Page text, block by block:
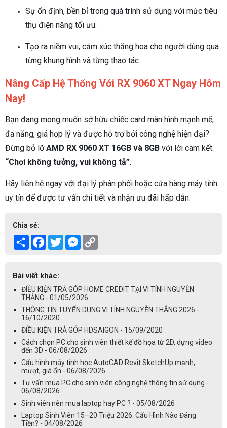
Sự ổn định, bền bỉ trong quá trình sử dụng với mức tiêu
thụ điện năng tối ưu.
Tạo ra niềm vui, cảm xúc thăng hoa cho người dùng qua
từng khung hình và từng thao tác.
Nâng Cấp Hệ Thống Với RX 9060 XT Ngay Hôm
Nay!
Bạn đang mong muốn sở hữu chiếc card màn hình mạnh mẽ,
đa năng, giá hợp lý và được hỗ trợ bởi công nghệ hiện đại?
Đừng bỏ lỡAMD RX 9060 XT 16GB và 8GB với lời cam kết:
“Chơi không tưởng, vui không tả”.
Hãy liên hệ ngay với đại lý phân phối hoặc cửa hàng máy tính
uy tín để được tư vấn chi tiết và nhận ưu đãi hấp dẫn.
Chia sẻ:
Share Facebook
TwitterMessenger
Bài viết khác:
ĐIỀU KIỆN TRẢ GÓP HOME CREDIT TẠI VI TÍNH NGUYỄN
THẮNG - 01/05/2026
THÔNG TIN TUYỂN DỤNG VI TÍNH NGUYỄN THẮNG 2026 -
16/10/2020
ĐIỀU KIỆN TRẢ GÓP HDSAIGON - 15/09/2020
Cách chọn PC cho sinh viên thiết kế đồ họa từ 2D, dựng video
đến 3D - 06/08/2026
Cấu hình máy tính học AutoCAD Revit SketchUp mạnh,
mượt, giá ổn - 06/08/2026
Tư vấn mua PC cho sinh viên công nghệ thông tin sử dụng -
06/08/2026
Sinh viên nên mua laptop hay PC ? - 05/08/2026
Laptop Sinh Viên 15–20 Triệu 2026: Cấu Hình Nào Đáng
Tiền? - 04/08/2026